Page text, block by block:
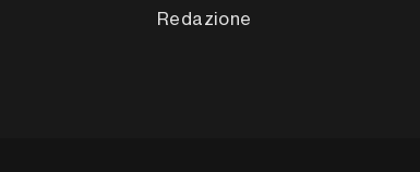
Redazione